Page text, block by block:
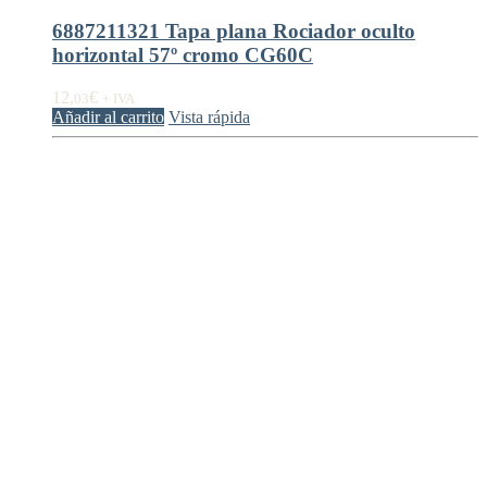
6887211321 Tapa plana Rociador oculto
horizontal 57º cromo CG60C
12,03€ + IVA
Añadir al carrito Vista rápida